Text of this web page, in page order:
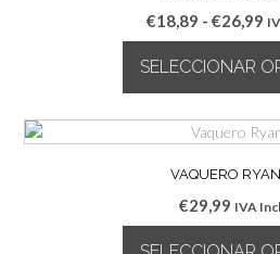
€18,89 - €26,99
SELECCIONAR
tiene
Las
VAQUERO
€29,99 IVA